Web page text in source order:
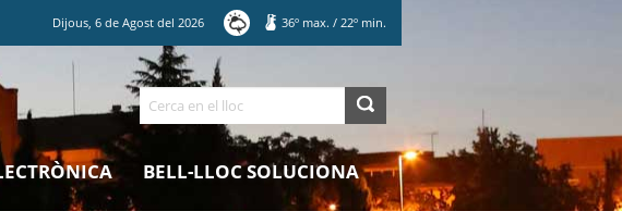
Dijous,6 deAgost del2026 36º max. / 22º min.
Cerca
BELL-LLOC SOLUCIONA